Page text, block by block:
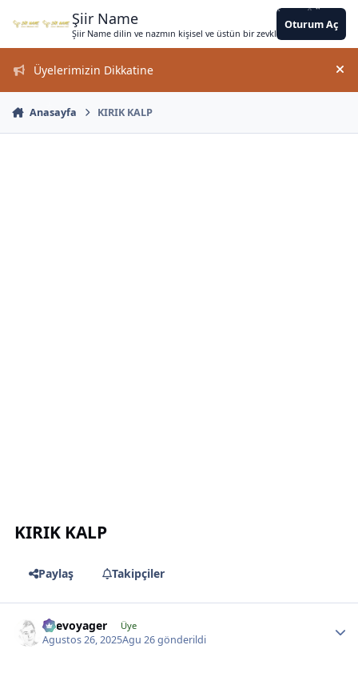
Şiir Name
Şiir Name dilin ve nazmın kişisel ve üstün bir zevkle bir arada
Oturum Aç
Üyelerimizin Dikkatine
Anasayfa KIRIK KALP
KIRIK KALP
Paylaş Takipçiler
likevoyager Üye
Agustos 26, 2025Agu 26gönderildi
* *
* * *
*
*